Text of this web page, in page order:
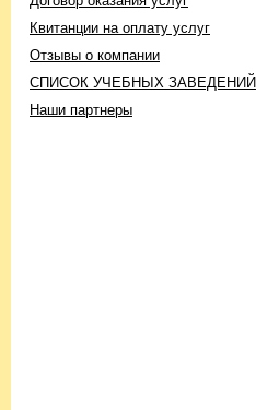
Квитанции на оплату услуг
Отзывы о компании
СПИСОК УЧЕБНЫХ ЗАВЕДЕНИЙ
Наши партнеры